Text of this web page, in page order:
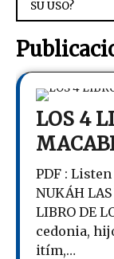
SU USO?
LOS 4
PDF :
NUKÁH
LIBRO DE
cedonia,
itím,…